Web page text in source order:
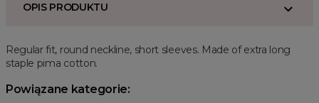
OPIS PRODUKTU
Regular fit, round neckline, short sleeves. Made of extra long
staple pima cotton.
Powiązane kategorie: